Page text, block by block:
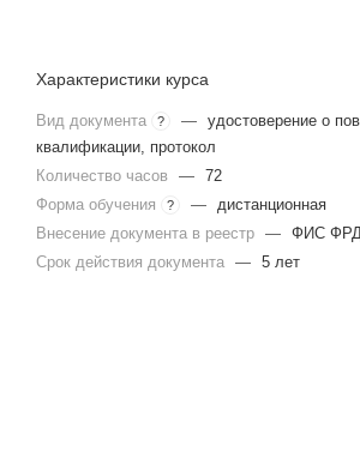
Характеристики курса
Вид документа ? — удостоверение о
квалификации, протокол
Количество часов
— 72
Форма обучения
? —
дистанционная
Внесение документа в реестр — ФИС
Срок действия документа — 5 лет